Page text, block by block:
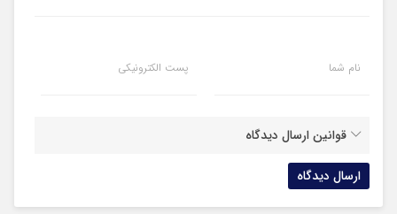
نام شما پست الکترونیکی
قوانین ارسال دیدگاه